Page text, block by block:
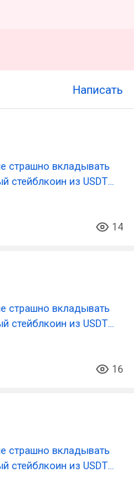
Написать
страшно вкладывать
из USDT,
14
страшно вкладывать
из USDT,
16
страшно вкладывать
из USDT,